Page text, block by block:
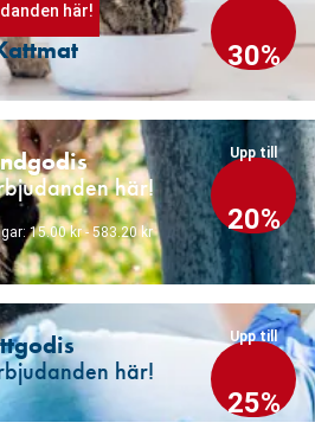
30%
här!
Upp till
20%
här!
15.00 kr - 583.20 kr
Upp till
25%
här!